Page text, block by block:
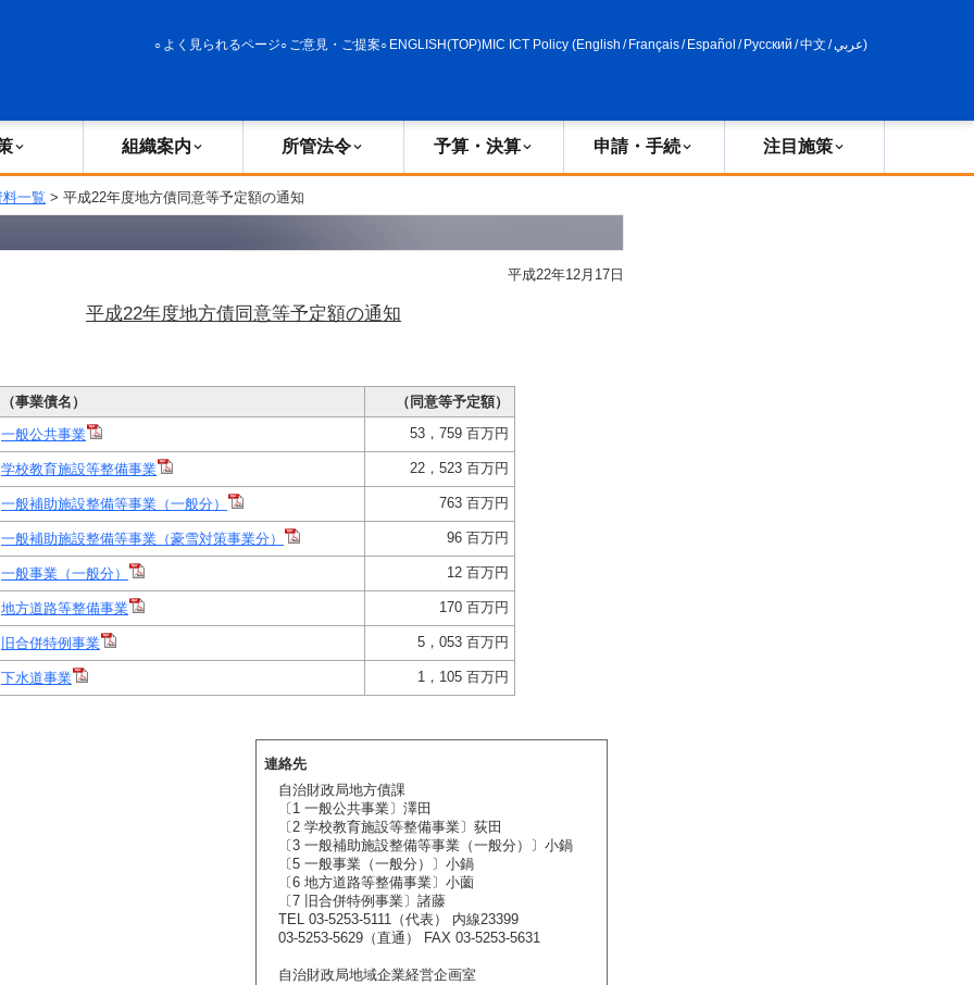
よく見られるページ ご意見・ご提案 ENGLISH(TOP)MIC ICT Policy (English / Français/ Español / Русский /中文 /عربي)
組織案内 所管法令 予算・決算 申請・手続 注目施策
一覧 > 平成22年度地方債同意等予定額の通知
平成22年12月17日
平成22年度地方債同意等予定額の通知
（事業債名）
（同意等予定額）
一般公共事業 53，759 百万円
学校教育施設等整備事業 22，523 百万円
一般補助施設整備等事業（一般分） 763 百万円
一般補助施設整備等事業（豪雪対策事業分） 96 百万円
一般事業（一般分） 12 百万円
地方道路等整備事業 170 百万円
旧合併特例事業 5，053 百万円
下水道事業 1，105 百万円
連絡先
自治財政局地方債課
〔1 一般公共事業〕澤田
〔2 学校教育施設等整備事業〕荻田
〔3 一般補助施設整備等事業（一般分）〕小鍋
〔5 一般事業（一般分）〕小鍋
〔6 地方道路等整備事業〕小薗
〔7 旧合併特例事業〕諸藤
TEL 03-5253-5111（代表） 内線23399
03-5253-5629（直通） FAX 03-5253-5631
自治財政局地域企業経営企画室